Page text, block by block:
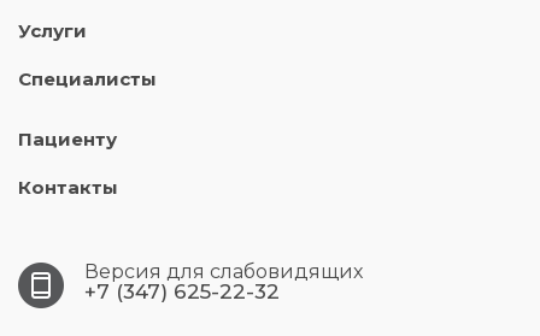
Услуги
Специалисты
Пациенту
Контакты
Версия для слабовидящих
+7 (347) 625-22-32